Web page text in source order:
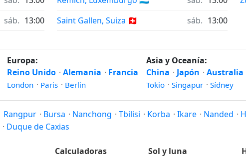
sáb. 13:00
Saint Gallen, Suiza 🇨🇭
sáb. 13:00
Europa:
Reino Unido · Alemania · Francia
London · Paris · Berlin
Asia y Oceanía:
China · Japón · Australia
Tokio · Singapur · Sídney
Rangpur · Bursa · Nanchong · Tbilisi · Korba · Ikare · Nanded ·
· Duque de Caxias
Calculadoras Sol y luna